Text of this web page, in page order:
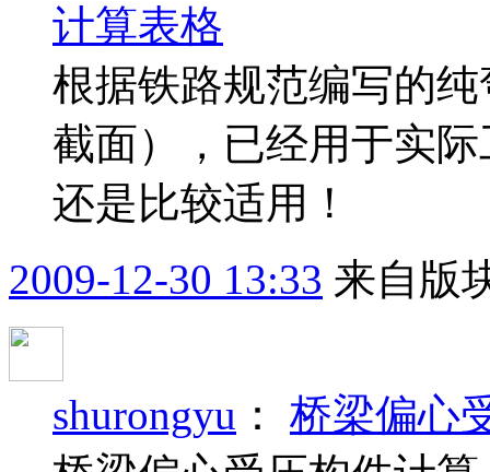
计算表格
根据铁路规范编写的
截面），已经用于实
还是比较适用！
2009-12-30 13:33 来自版
shurongyu ： 桥梁偏心